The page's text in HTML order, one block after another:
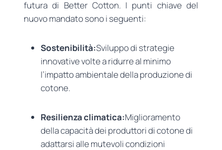
futura di Better Cotton. I punti chiave del
nuovo mandato sono i seguenti:
Sostenibilità:Sviluppo di strategie
innovative volte a ridurre al minimo
l’impatto ambientale della produzione di
cotone.
Resilienza climatica:Miglioramento
della capacità dei produttori di cotone di
adattarsi alle mutevoli condizioni